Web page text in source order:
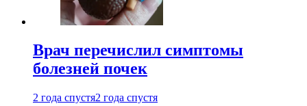
Врач перечислил симптомы
болезней почек
2 года спустя2 года спустя